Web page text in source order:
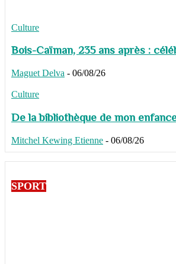
Culture
Bois-Caïman, 235 ans après :
Maguet Delva - 06/08/26
Culture
De la bibliothèque de mon
Mitchel Kewing Etienne - 06/08/26
SPORT